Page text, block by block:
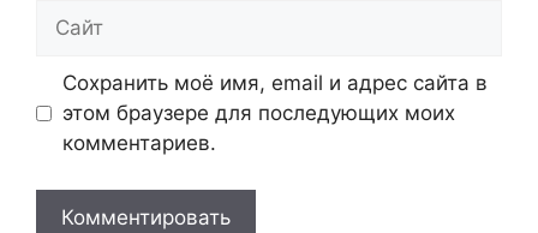
Сайт
Сохранить моё имя, email и адрес сайта в
этом браузере для последующих моих
комментариев.